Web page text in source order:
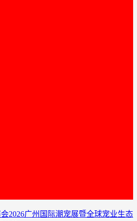
2026广州国际潮宠展暨全球宠业生态